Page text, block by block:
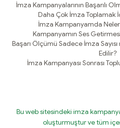
İmza Kampanyalarının Başarılı
Daha Çok İmza Toplamak
İmza Kampanyamda
Kampanyamın Ses
Başarı Ölçümü Sadece İmza
Edilir?
İmza Kampanyası Sonrası
Bu web sitesindeki imza
oluşturmuştur ve tüm